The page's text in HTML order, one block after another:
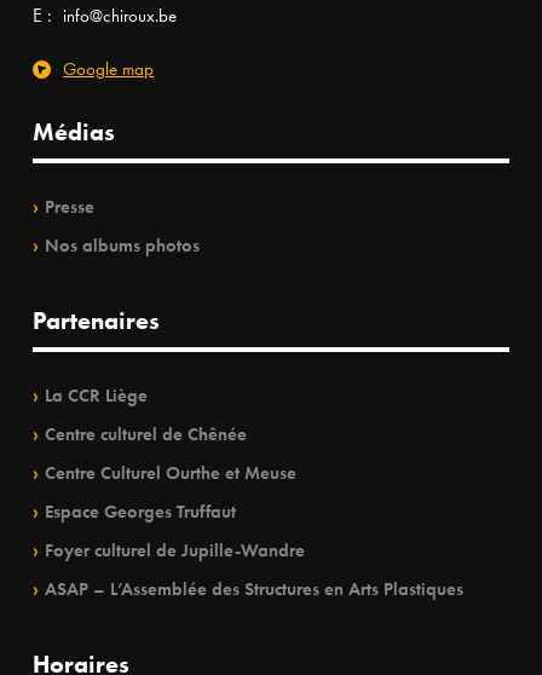
E : info@chiroux.be
Google map
Médias
Presse
Nos albums photos
Partenaires
La CCR Liège
Centre culturel de Chênée
Centre Culturel Ourthe et Meuse
Espace Georges Truffaut
Foyer culturel de Jupille-Wandre
ASAP – L’Assemblée des Structures en Arts Plastiques
Horaires